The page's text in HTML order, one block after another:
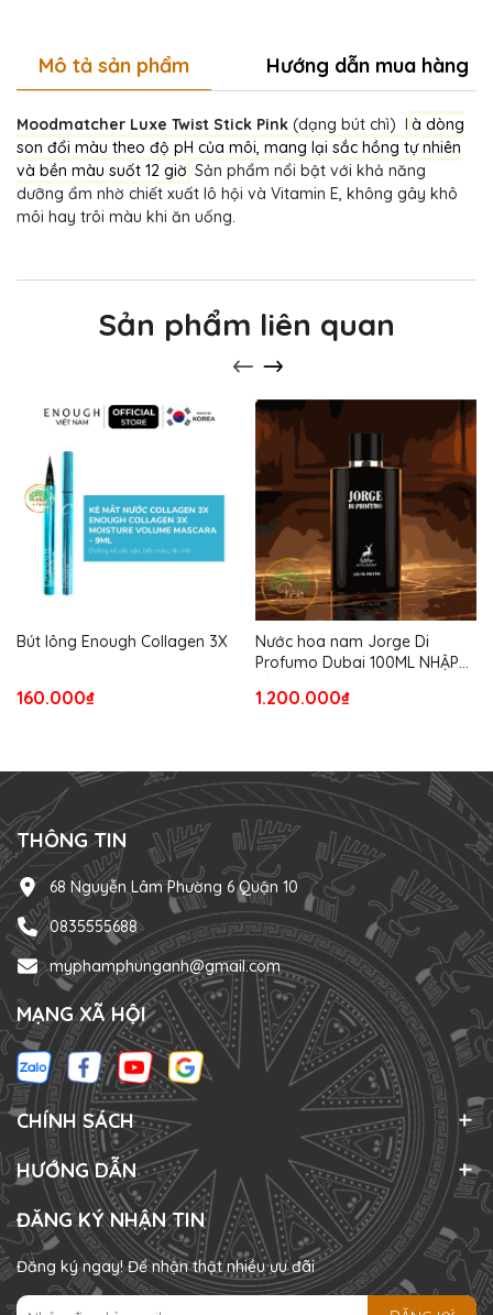
Mô tả sản phẩm Hướng dẫn mua hàng
Moodmatcher Luxe Twist Stick Pink (dạng bút chì) l à dòng
son đổi màu theo độ pH của môi, mang lại sắc hồng tự nhiên
và bền màu suốt 12 giờ Sản phẩm nổi bật với khả năng
dưỡng ẩm nhờ chiết xuất lô hội và Vitamin E, không gây khô
môi hay trôi màu khi ăn uống.
Sản phẩm liên quan
Bút lông Enough Collagen 3X
160.000₫
Nước hoa nam Jorge Di
Profumo Dubai 100ML NHẬP
1.200.000₫
THÔNG TIN
68 Nguyễn Lâm Phường 6 Quận 10
0835555688
myphamphunganh@gmail.com
MẠNG XÃ HỘI
CHÍNH SÁCH
HƯỚNG DẪN
ĐĂNG KÝ NHẬN TIN
Đăng ký ngay! Để nhận thật nhiều ưu đãi